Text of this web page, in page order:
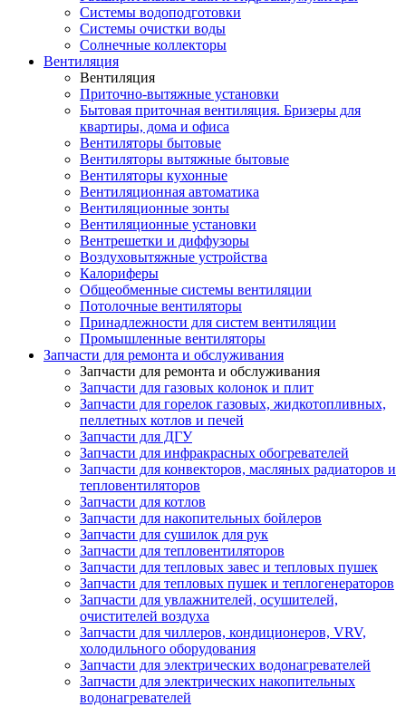
Системы водоподготовки
Системы очистки воды
Солнечные коллекторы
Вентиляция
Вентиляция
Приточно-вытяжные установки
Бытовая приточная вентиляция. Бризеры для
квартиры, дома и офиса
Вентиляторы бытовые
Вентиляторы вытяжные бытовые
Вентиляторы кухонные
Вентиляционная автоматика
Вентиляционные зонты
Вентиляционные установки
Вентрешетки и диффузоры
Воздуховытяжные устройства
Калориферы
Общеобменные системы вентиляции
Потолочные вентиляторы
Принадлежности для систем вентиляции
Промышленные вентиляторы
Запчасти для ремонта и обслуживания
Запчасти для ремонта и обслуживания
Запчасти для газовых колонок и плит
Запчасти для горелок газовых, жидкотопливных,
пеллетных котлов и печей
Запчасти для ДГУ
Запчасти для инфракрасных обогревателей
Запчасти для конвекторов, масляных радиаторов и
тепловентиляторов
Запчасти для котлов
Запчасти для накопительных бойлеров
Запчасти для сушилок для рук
Запчасти для тепловентиляторов
Запчасти для тепловых завес и тепловых пушек
Запчасти для тепловых пушек и теплогенераторов
Запчасти для увлажнителей, осушителей,
очистителей воздуха
Запчасти для чиллеров, кондиционеров, VRV,
холодильного оборудования
Запчасти для электрических водонагревателей
Запчасти для электрических накопительных
водонагревателей